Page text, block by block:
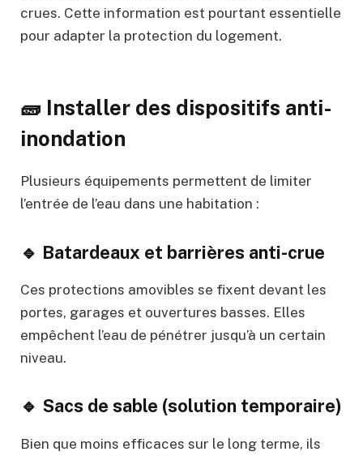
crues. Cette information est pourtant essentielle
pour adapter la protection du logement.
🧱 Installer des dispositifs anti-
inondation
Plusieurs équipements permettent de limiter
l’entrée de l’eau dans une habitation :
🔹 Batardeaux et barrières anti-crue
Ces protections amovibles se fixent devant les
portes, garages et ouvertures basses. Elles
empêchent l’eau de pénétrer jusqu’à un certain
niveau.
🔹 Sacs de sable (solution temporaire)
Bien que moins efficaces sur le long terme, ils